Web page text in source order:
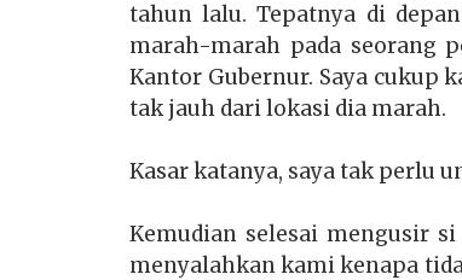
tahun lalu. Tepatnya di
marah-marah pada seorang
Kantor Gubernur. Saya cukup
tak jauh dari lokasi dia marah.
Kasar katanya, saya tak perlu
Kemudian selesai mengusir
menyalahkan kami kenapa